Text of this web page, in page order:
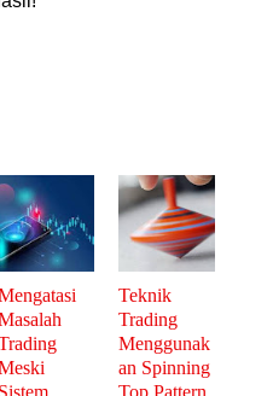
Sistem
Teknik
Trading
Menggunak
an Spinning
Top Pattern